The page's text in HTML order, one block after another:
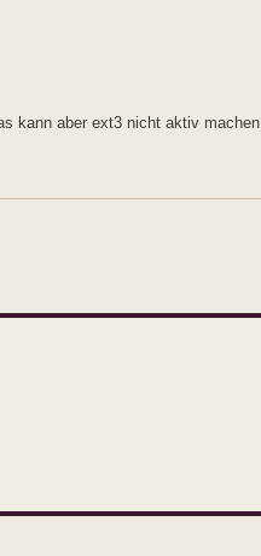
kann aber ext3 nicht aktiv machen